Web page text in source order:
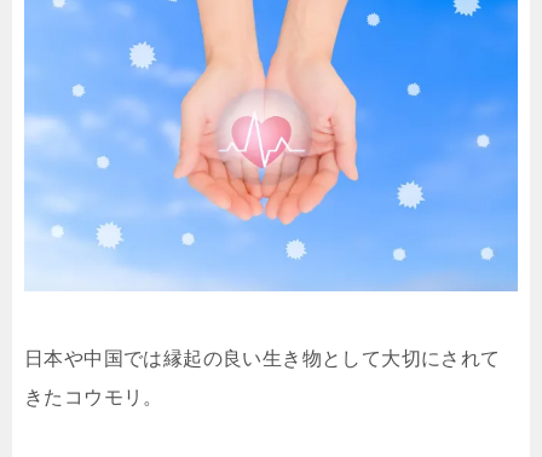
日本や中国では縁起の良い生き物として大切にされて
きたコウモリ。